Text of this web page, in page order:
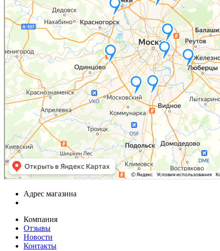
Адрес магазина
Компания
Отзывы
Новости
Контакты